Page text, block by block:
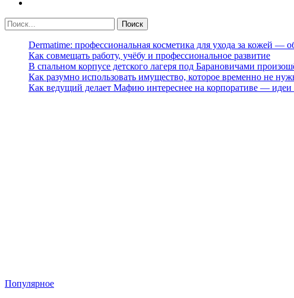
Dermatime: профессиональная косметика для ухода за кожей —
Как совмещать работу, учёбу и профессиональное развитие
В спальном корпусе детского лагеря под Барановичами
Как разумно использовать имущество, которое временно не
Как ведущий делает Мафию интереснее на корпоративе — идеи
Популярное